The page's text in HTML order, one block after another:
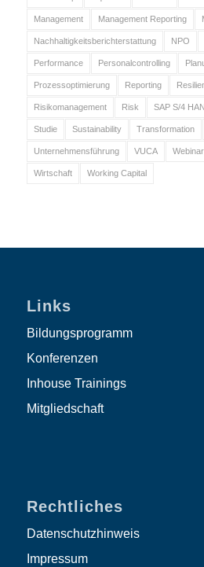
Management Management Reporting
Nachhaltigkeitsberichterstattung NPO
Performance Personalcontrolling
Prozessoptimierung Reporting
Risikomanagement Risk SAP S/4
Studie Sustainability Transformation
Unternehmensführung VUCA Webinar
Wirtschaft Working Capital
Links
Bildungsprogramm
Konferenzen
Inhouse Trainings
Mitgliedschaft
Rechtliches
Datenschutzhinweis
Impressum